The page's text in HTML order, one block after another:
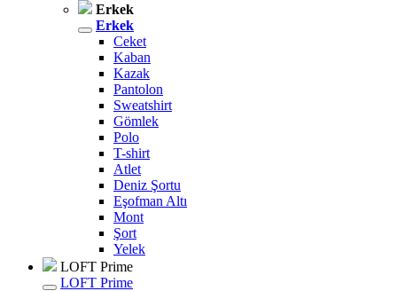
Erkek
Erkek
Ceket
Kaban
Kazak
Pantolon
Sweatshirt
Gömlek
Polo
T-shirt
Atlet
Deniz Şortu
Eşofman Altı
Mont
Şort
Yelek
LOFT Prime
LOFT Prime